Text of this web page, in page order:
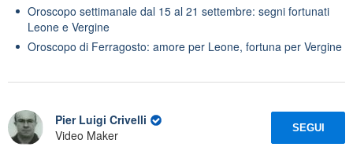
Oroscopo settimanale dal 15 al 21 settembre: segni fortunati
Leone e Vergine
Oroscopo di Ferragosto: amore per Leone, fortuna per Vergine
Pier Luigi Crivelli
Video Maker
SEGUI